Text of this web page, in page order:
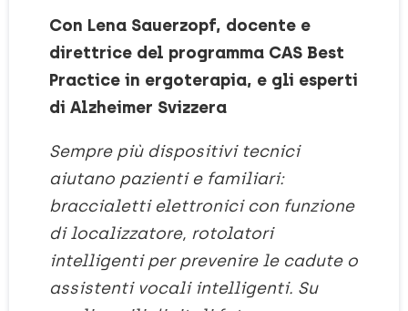
Con Lena Sauerzopf, docente e
direttrice del programma CAS Best
Practice in ergoterapia, e gli esperti
di Alzheimer Svizzera
Sempre più dispositivi tecnici
aiutano pazienti e familiari:
braccialetti elettronici con funzione
di localizzatore, rotolatori
intelligenti per prevenire le cadute o
assistenti vocali intelligenti. Su